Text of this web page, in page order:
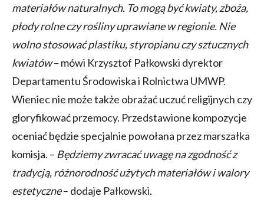
materiałów naturalnych. To mogą być kwiaty, zboża,
płody rolne czy rośliny uprawiane w regionie. Nie
wolno stosować plastiku, styropianu czy sztucznych
kwiatów– mówi Krzysztof Pałkowski dyrektor
Departamentu Środowiska i Rolnictwa UMWP.
Wieniec nie może także obrażać uczuć religijnych czy
gloryfikować przemocy. Przedstawione kompozycje
oceniać będzie specjalnie powołana przez marszałka
komisja. – Będziemy zwracać uwagę na zgodność z
tradycją, różnorodność użytych materiałów i walory
estetyczne– dodaje Pałkowski.